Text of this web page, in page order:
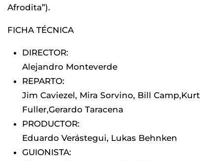
Afrodita”).
FICHA TÉCNICA
DIRECTOR:
Alejandro Monteverde
REPARTO:
Jim Caviezel, Mira Sorvino, Bill Camp,Kurt
Fuller,Gerardo Taracena
PRODUCTOR:
Eduardo Verástegui, Lukas Behnken
GUIONISTA: